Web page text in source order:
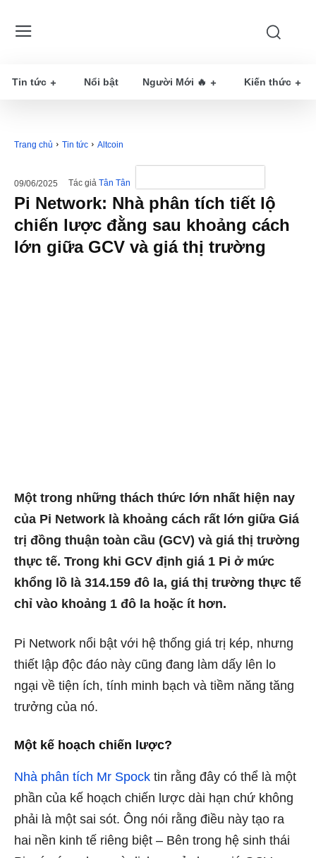
Tin tức Nổi bật Người Mới 🔥 Kiến thức
Trang chủ Tin tức Altcoin
09/06/2025 Tác giả Tân Tân
Pi Network: Nhà phân tích tiết lộ
chiến lược đằng sau khoảng cách
lớn giữa GCV và giá thị trường
Một trong những thách thức lớn nhất hiện nay
của Pi Network là khoảng cách rất lớn giữa Giá
trị đồng thuận toàn cầu (GCV) và giá thị trường
thực tế. Trong khi GCV định giá 1 Pi ở mức
khổng lồ là 314.159 đô la, giá thị trường thực tế
chỉ vào khoảng 1 đô la hoặc ít hơn.
Pi Network nổi bật với hệ thống giá trị kép, nhưng
thiết lập độc đáo này cũng đang làm dấy lên lo
ngại về tiện ích, tính minh bạch và tiềm năng tăng
trưởng của nó.
Một kế hoạch chiến lược?
Nhà phân tích Mr Spock tin rằng đây có thể là một
phần của kế hoạch chiến lược dài hạn chứ không
phải là một sai sót. Ông nói rằng điều này tạo ra
hai nền kinh tế riêng biệt – Bên trong hệ sinh thái